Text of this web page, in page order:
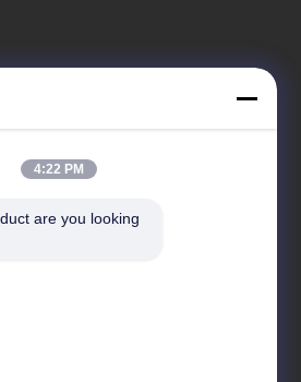
4:22 PM
are you looking